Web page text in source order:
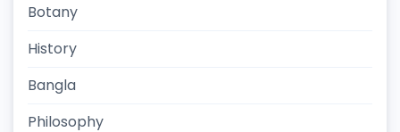
Botany
History
Bangla
Philosophy